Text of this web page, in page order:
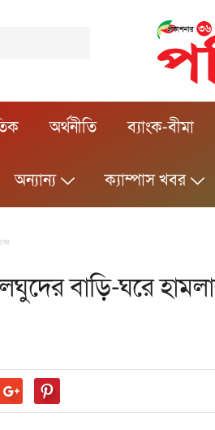
অর্থনীতি ব্যাংক-বীমা
অন্যান্য ক্যাম্পাস খবর
বাড়ি-ঘরে